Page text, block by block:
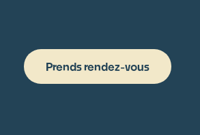
Prends rendez-vous